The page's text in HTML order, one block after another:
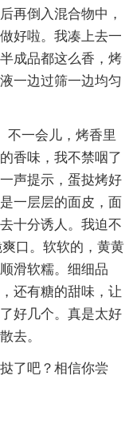
再倒入混合物中，
好啦。我凑上去一
成品都这么香，烤
一边过筛一边均匀
不一会儿，烤香里
香味，我不禁咽了
声提示，蛋挞烤好
一层层的面皮，面
十分诱人。我迫不
口。软软的，黄黄
滑软糯。细细品
还有糖的甜味，让
好几个。真是太好
去。
了吧？相信你尝